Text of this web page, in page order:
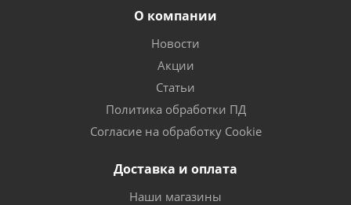
О компании
Новости
Акции
Статьи
Политика обработки ПД
Согласие на обработку Cookie
Доставка и оплата
Наши магазины